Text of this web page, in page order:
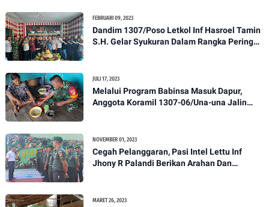
FEBRUARI 09, 2023
Dandim 1307/Poso Letkol Inf Hasroel Tamin
S.H. Gelar Syukuran Dalam Rangka Peringati
JULI 17, 2023
Melalui Program Babinsa Masuk Dapur,
Anggota Koramil 1307-06/Una-una Jalin
NOVEMBER 01, 2023
Cegah Pelanggaran, Pasi Intel Lettu Inf
Jhony R Palandi Berikan Arahan Dan
MARET 26, 2023